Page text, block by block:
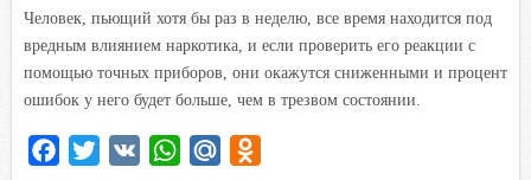
Человек, пьющий хотя бы раз в неделю, все время находится под
вредным влиянием наркотика, и если проверить его реакции с
помощью точных приборов, они окажутся сниженными и процент
ошибок у него будет больше, чем в трезвом состоянии.
W